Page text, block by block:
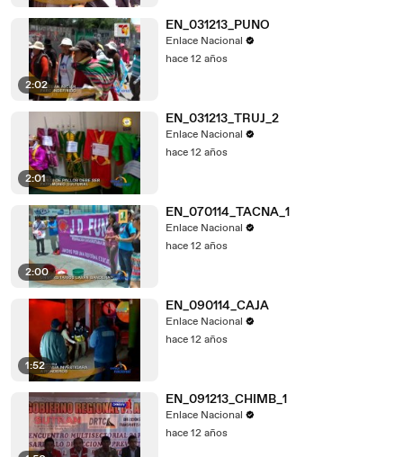
2:02
EN_031213_PUNO
Enlace Nacional
hace 12 años
2:01
EN_031213_TRUJ_2
Enlace Nacional
hace 12 años
2:00
EN_070114_TACNA_1
Enlace Nacional
hace 12 años
1:52
EN_090114_CAJA
Enlace Nacional
hace 12 años
EN_091213_CHIMB_1
Enlace Nacional
hace 12 años